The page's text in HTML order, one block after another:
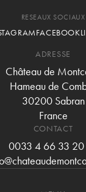
RESEAUX SOCIAUX
FACEBOOK
ADRESSE
Château de
Hameau de
30200 Sabran
France
CONTACT
0033 4 66 33 20